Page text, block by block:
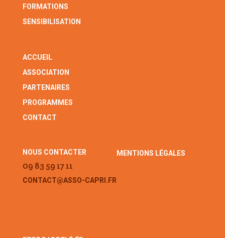
FORMATIONS
SENSIBILISATION
ACCUEIL
ASSOCIATION
PARTENAIRES
PROGRAMMES
CONTACT
NOUS CONTACTER
09 83 59 17 11
CONTACT@ASSO-CAPRI.FR
MENTIONS LÉGALES